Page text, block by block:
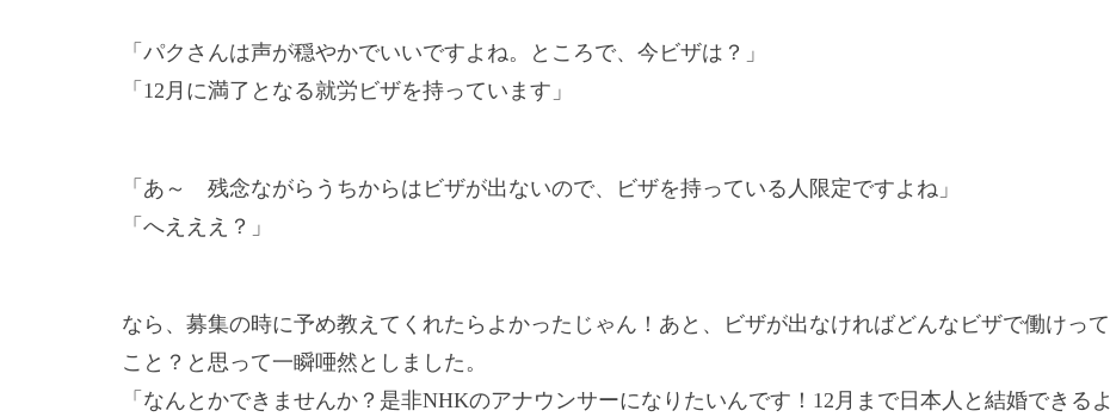
「パクさんは声が穏やかでいいですよね。ところで、今ビザは？」
「 12 月に満了となる就労ビザを持っています」
「あ～ 残念ながらうちからはビザが出ないので、ビザを持っている人限定ですよね」
「へえええ？」
なら、募集の時に予め教えてくれたらよかったじゃん！あと、ビザが出なければどんなビザで働けって
こと？と思って一瞬唖然としました。
「なんとかできませんか？是非NHKのアナウンサーになりたいんです！ 12 月まで日本人と結婚できるよ